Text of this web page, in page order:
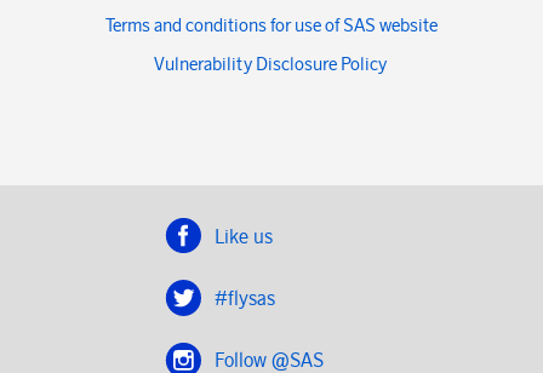
Terms and conditions for use of SAS website
Vulnerability Disclosure Policy
Like us
#flysas
Follow @SAS